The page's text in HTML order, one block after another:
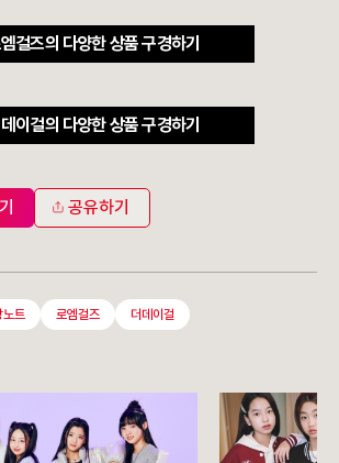
걸즈의 다양한 상품 구경하기
이걸의 다양한 상품 구경하기
공유하기
트 로엠걸즈 더데이걸